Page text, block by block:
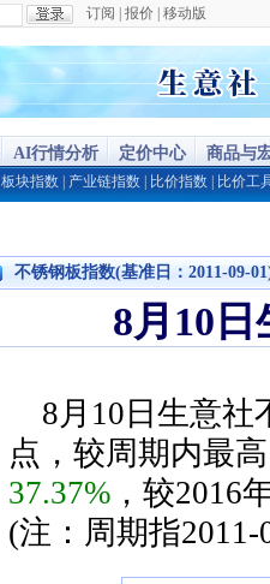
订阅 报价 移动版
AI行情分析 定价中心 商品与
板块指数 产业链指数 比价指数 比价工
不锈钢板指数(基准日：2011-09-
8月10
8月10日生意社
点，较周期内最
37.37% ，较2016
(注：周期指2011-